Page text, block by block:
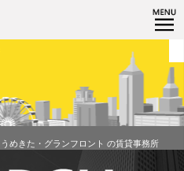
うめきた・グランフロント の賃貸事務所